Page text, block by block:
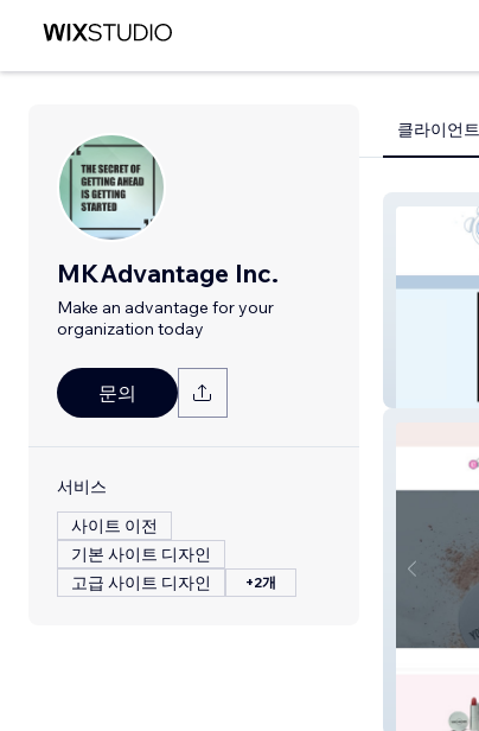
MKAdvantage Inc.
Make an advantage for your
organization today
문의
서비스
사이트 이전
기본 사이트 디자인
고급 사이트 디자인
+2개
클라이언
Colorlab